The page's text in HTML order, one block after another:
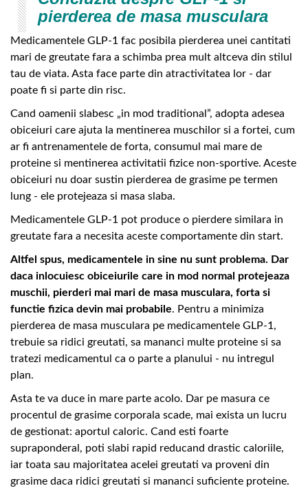
pierderea de masa musculara
Medicamentele GLP-1 fac posibila pierderea unei cantitati
mari de greutate fara a schimba prea mult altceva din stilul
tau de viata. Asta face parte din atractivitatea lor - dar
poate fi si parte din risc.
Cand oamenii slabesc „in mod traditional”, adopta adesea
obiceiuri care ajuta la mentinerea muschilor si a fortei, cum
ar fi antrenamentele de forta, consumul mai mare de
proteine si mentinerea activitatii fizice non-sportive. Aceste
obiceiuri nu doar sustin pierderea de grasime pe termen
lung - ele protejeaza si masa slaba.
Medicamentele GLP-1 pot produce o pierdere similara in
greutate fara a necesita aceste comportamente din start.
Altfel spus, medicamentele in sine nu sunt problema. Dar
daca inlocuiesc obiceiurile care in mod normal protejeaza
muschii, pierderi mai mari de masa musculara, forta si
functie fizica devin mai probabile. Pentru a minimiza
pierderea de masa musculara pe medicamentele GLP-1,
trebuie sa ridici greutati, sa mananci multe proteine si sa
tratezi medicamentul ca o parte a planului - nu intregul
plan.
Asta te va duce in mare parte acolo. Dar pe masura ce
procentul de grasime corporala scade, mai exista un lucru
de gestionat: aportul caloric. Cand esti foarte
supraponderal, poti slabi rapid reducand drastic caloriile,
iar toata sau majoritatea acelei greutati va proveni din
grasime daca ridici greutati si mananci suficiente proteine.